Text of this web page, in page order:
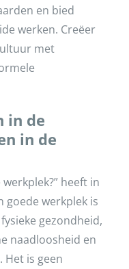
en bied
werken. Creëer
met
in de
in de
heeft in
goede werkplek is
gezondheid,
naadloosheid en
is geen